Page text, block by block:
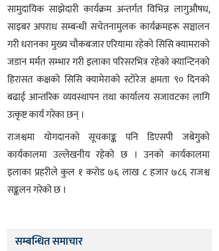
सामुदायिक साझेदारी कार्यक्रम अन्तर्गत विभिन्न लागुऔषध,
साइबर अपराध सम्बन्धी सचेतनामुलक कार्यक्रमहरू सञ्चालन
गरी धरानका मुख्य चौकबजार एरियामा रहेको सिसि क्यामराको
जडान मर्मत सम्भार गरी इलाका परिसरभित्र रहेको क्यान्टिनको
हिरासत कक्षको सिसि क्यामेराको स्टोरेज क्षमता ९० दिनको
बढाई आन्तरिक व्यवस्थापन तथा कार्यालय सजावटका लागि
उत्कृष्ट कार्य गरेका छन् ।
राजश्वमा योगदानको सूचकाङ्क पनि डिएसपी जबेगुको
कार्यकालमा उल्लेखनीय रहेको छ । उनको कार्यकालमा
इलाका प्रहरीले कुल १ करोड ७६ लाख ८ हजार ७८६ राजश्व
सङ्कलन गरेको छ ।
सम्बन्धित समाचार